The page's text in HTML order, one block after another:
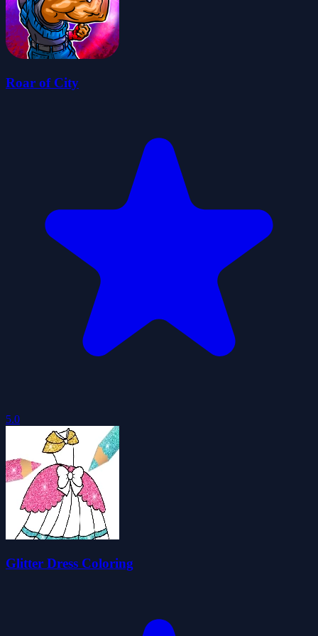
Roar of City
5.0
Glitter Dress Coloring